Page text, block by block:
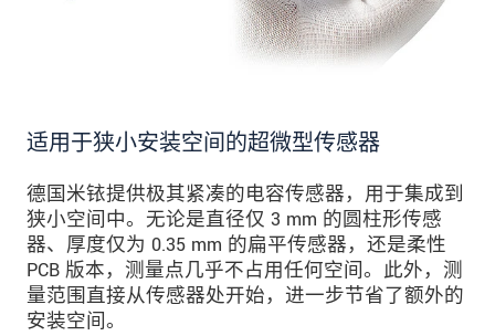
适用于狭小安装空间的超微型传感器
德国米铱提供极其紧凑的电容传感器，用于集成到
狭小空间中。无论是直径仅 3 mm 的圆柱形传感
器、厚度仅为 0.35 mm 的扁平传感器，还是柔性
PCB 版本，测量点几乎不占用任何空间。此外，测
量范围直接从传感器处开始，进一步节省了额外的
安装空间。